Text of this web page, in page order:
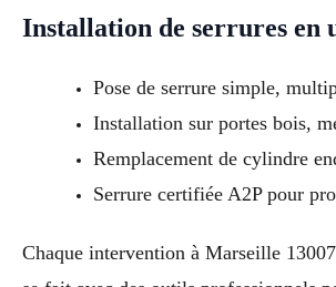
Installation de serrures en
Pose de serrure simple,
Installation sur portes bois,
Remplacement de cylindre
Serrure certifiée A2P pour
Chaque intervention à Marseille